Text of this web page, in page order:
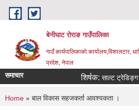
Skip to main content
बेनीघाट रोराङ गाउँपालिका
गाउँ कार्यपालिकाको कार्यालय,विशालटार,
प्रदेश, नेपाल
समाचार शिर्षक:साल्ट ट्रेडिङ्ग
You are here
Home » बाल विकास सहजकर्ता आवश्यकता ।